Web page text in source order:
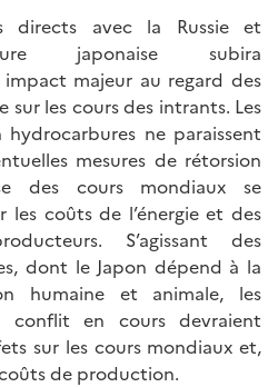
directs avec la Russie et
japonaise subira
majeur au regard des
sur les cours des intrants. Les
ne paraissent
mesures de rétorsion
des cours mondiaux se
les coûts de l’énergie et des
S’agissant des
dont le Japon dépend à la
humaine et animale, les
conflit en cours devraient
sur les cours mondiaux et,
de production.